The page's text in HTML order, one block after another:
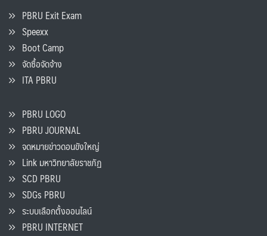
PBRU Exit Exam
Speexx
Boot Camp
จัดซื้อจัดจ้าง
ITA PBRU
PBRU LOGO
PBRU JOURNAL
จดหมายข่าวดอนขังใหญ่
Link มหาวิทยาลัยราชภัฏ
SCD PBRU
SDGs PBRU
ระบบเลือกตั้งออนไลน์
PBRU INTERNET